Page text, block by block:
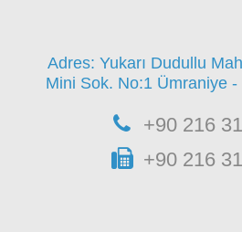
Adres: Yukarı Dudullu
Mini Sok. No:1 Ümraniye
+90 216
+90 216